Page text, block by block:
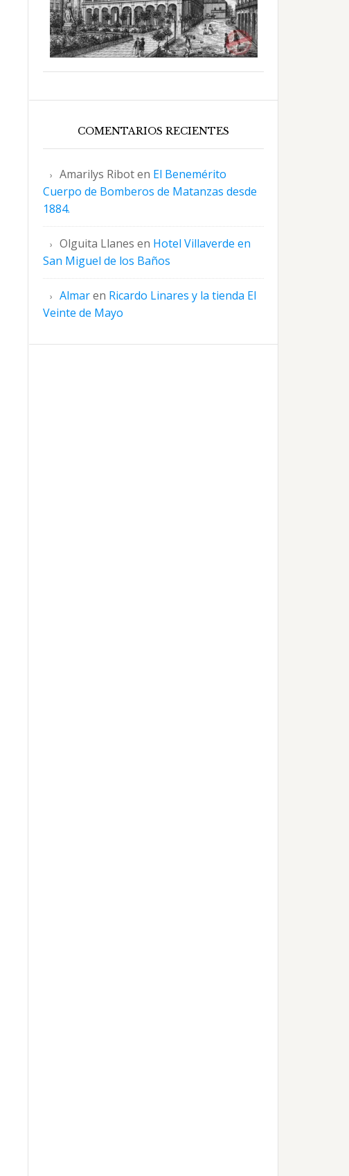
COMENTARIOS RECIENTES
Amarilys Riboten El Benemérito
Cuerpo de Bomberos de Matanzas desde
1884.
Olguita Llanes en Hotel Villaverde en
San Miguel de los Baños
Almaren Ricardo Linares y la tienda El
Veinte de Mayo